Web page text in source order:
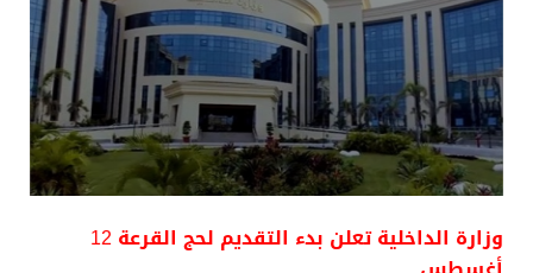
وزارة الداخلية تعلن بدء التقديم لحج القرعة 12